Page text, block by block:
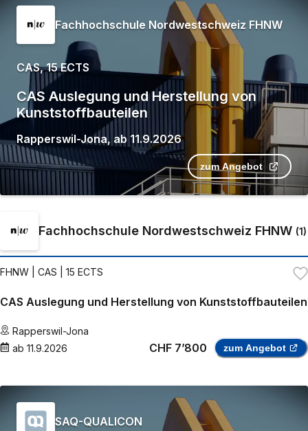
Fachhochschule Nordwestschweiz FHNW
CAS, 15 ECTS
CAS Auslegung und Herstellung von
Kunststoffbauteilen
Rapperswil-Jona, ab 11.9.2026
zum Angebot
Fachhochschule Nordwestschweiz FHNW (1)
FHNW | CAS | 15 ECTS
CAS Auslegung und Herstellung von Kunststoffbauteilen
Rapperswil-Jona
ab 11.9.2026 CHF 7’800 zum Angebot
SAQ-QUALICON